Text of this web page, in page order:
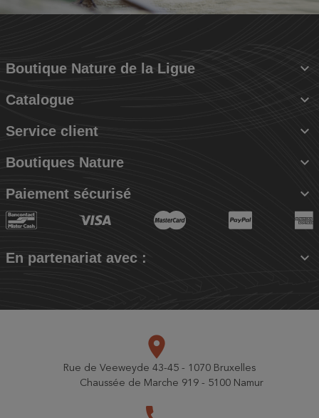
Boutique Nature de la Ligue 
Catalogue 
Service client 
Boutiques Nature 
Paiement sécurisé 
En partenariat avec : 
place
Rue de Veeweyde 43-45 - 1070 Bruxelles
Chaussée de Marche 919 - 5100 Namur